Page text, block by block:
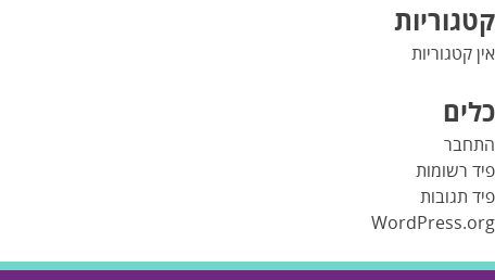
קטגוריות
אין קטגוריות
כלים
התחבר
פיד רשומות
פיד תגובות
WordPress.org